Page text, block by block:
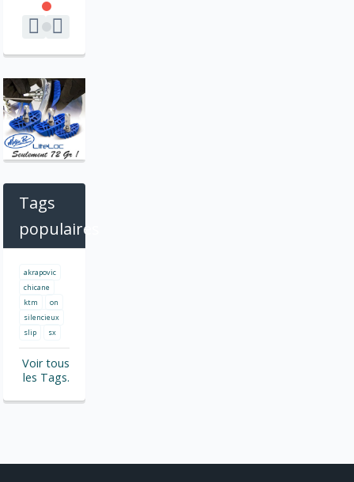
Tags
populaires
akrapovic
chicane
ktm
on
silencieux
slip
sx
Voir tous
les Tags.